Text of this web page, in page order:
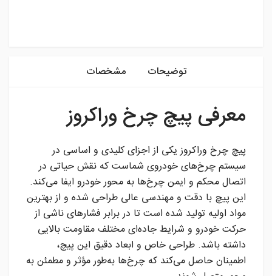
توضیحات مشخصات
معرفی پیچ چرخ وراکروز
پیچ چرخ وراکروز یکی از اجزای کلیدی و اساسی در
سیستم چرخ‌های خودروی شماست که نقش حیاتی در
اتصال محکم و ایمن چرخ‌ها به محور خودرو ایفا می‌کند.
این پیچ با دقت و مهندسی عالی طراحی شده و از بهترین
مواد اولیه تولید شده است تا در برابر فشارهای ناشی از
حرکت خودرو و شرایط جاده‌ای مختلف مقاومت بالایی
داشته باشد. طراحی خاص و ابعاد دقیق این پیچ،
اطمینان حاصل می‌کند که چرخ‌ها به‌طور مؤثر و مطمئن به